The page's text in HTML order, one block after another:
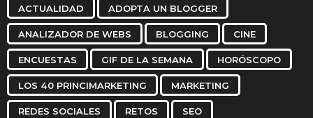
ACTUALIDAD ADOPTA UN BLOGGER
ANALIZADOR DE WEBS BLOGGING CINE
ENCUESTAS GIF DE LA SEMANA HORÓSCOPO
LOS 40 PRINCIMARKETING MARKETING
REDES SOCIALES RETOS SEO